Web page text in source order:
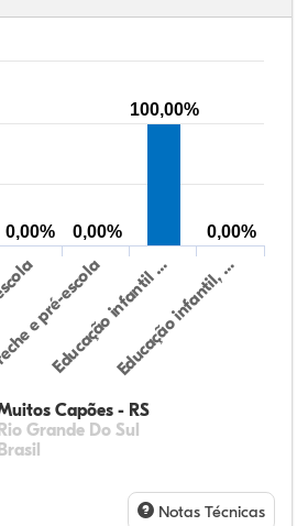
Capões - RS
Rio Grande Do Sul
Brasil
e pré-escola
Educação infantil …
Educação infantil, …
0,00% 0,00%
100,00%
0,00%
Notas Técnicas